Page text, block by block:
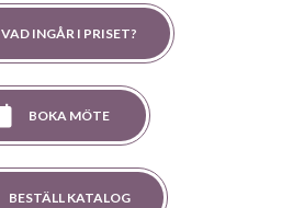
VAD INGÅR I PRISET?
BOKA MÖTE
BESTÄLL KATALOG